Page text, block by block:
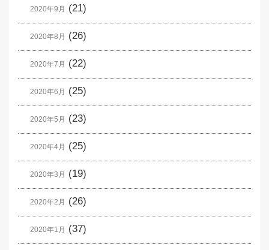
2020年9月 (21)
2020年8月 (26)
2020年7月 (22)
2020年6月 (25)
2020年5月 (23)
2020年4月 (25)
2020年3月 (19)
2020年2月 (26)
2020年1月 (37)